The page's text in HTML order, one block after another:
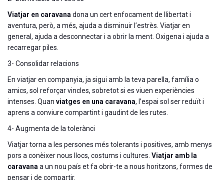
Viatjar en caravana dona un cert enfocament de llibertat i
aventura, però, a més, ajuda a disminuir l’estrès. Viatjar en
general, ajuda a desconnectar i a obrir la ment. Oxigena i ajuda a
recarregar piles.
3- Consolidar relacions
En viatjar en companyia, ja sigui amb la teva parella, família o
amics, sol reforçar vincles, sobretot si es viuen experiències
intenses. Quan viatges en una caravana, l’espai sol ser reduït i
aprens a conviure compartint i gaudint de les rutes.
4- Augmenta de la tolerànci
Viatjar torna a les persones més tolerants i positives, amb menys
pors a conèixer nous llocs, costums i cultures. Viatjar amb la
caravana a un nou país et fa obrir-te a nous horitzons, formes de
pensar i de compartir.